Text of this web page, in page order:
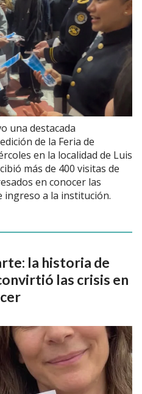
una destacada
de la Feria de
en la localidad de Luis
más de 400 visitas de
en conocer las
ingreso a la institución.
la historia de
las crisis en